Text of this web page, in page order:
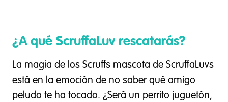
¿A qué ScruffaLuv rescatarás?
La magia de los Scruffs mascota de ScruffaLuvs
está en la emoción de no saber qué amigo
peludo te ha tocado. ¿Será un perrito juguetón,